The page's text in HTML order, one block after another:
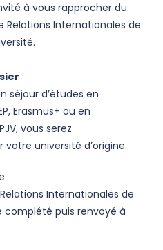
à vous rapprocher du
Internationales de
séjour d’études en
Erasmus+ ou en
vous serez
université d’origine.
Internationales de
complété puis renvoyé à